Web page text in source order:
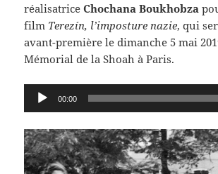
réalisatriceChochana Boukhobza
film Terezín, l’imposture nazie, qui
avant-premièrele dimanche 5 mai
Mémorial de la Shoah à Paris.
Lecteur
audio
00:00